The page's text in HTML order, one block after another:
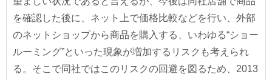
を確認した後に、ネット上で価格比較などを行い、外部
のネットショップから商品を購入する、いわゆる“ショー
ルーミング”といった現象が増加するリスクも考えられ
る。そこで同社ではこのリスクの回避を図るため、2013